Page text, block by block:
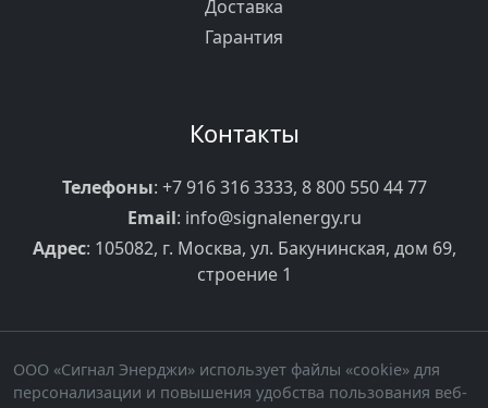
Доставка
Гарантия
Контакты
Телефоны: +7 916 316 3333, 8 800 550 44 77
Email: info@signalenergy.ru
Адрес: 105082, г. Москва, ул. Бакунинская, дом 69,
строение 1
ООО «Сигнал Энерджи» использует файлы «cookie» для
персонализации и повышения удобства пользования веб-